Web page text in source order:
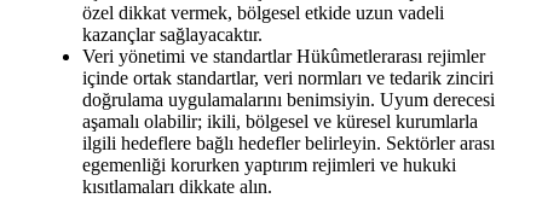
özel dikkat vermek, bölgesel etkide uzun vadeli
kazançlar sağlayacaktır.
Veri yönetimi ve standartlar Hükûmetlerarası rejimler
içinde ortak standartlar, veri normları ve tedarik zinciri
doğrulama uygulamalarını benimsiyin. Uyum derecesi
aşamalı olabilir; ikili, bölgesel ve küresel kurumlarla
ilgili hedeflere bağlı hedefler belirleyin. Sektörler arası
egemenliği korurken yaptırım rejimleri ve hukuki
kısıtlamaları dikkate alın.